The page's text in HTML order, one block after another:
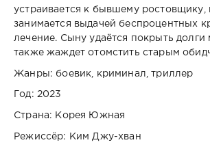
устраивается к бывшему ростовщику,
занимается выдачей беспроцентных
лечение. Сыну удаётся покрыть долги
также жаждет отомстить старым
Жанры: боевик, криминал, триллер
Год: 2023
Страна: Корея Южная
Режиссёр: Ким Джу-хван